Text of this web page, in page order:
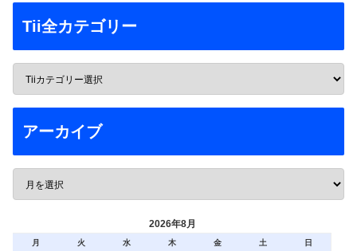
Tii全カテゴリー
アーカイブ
2026年8月
月 火 水 木 金 土
日